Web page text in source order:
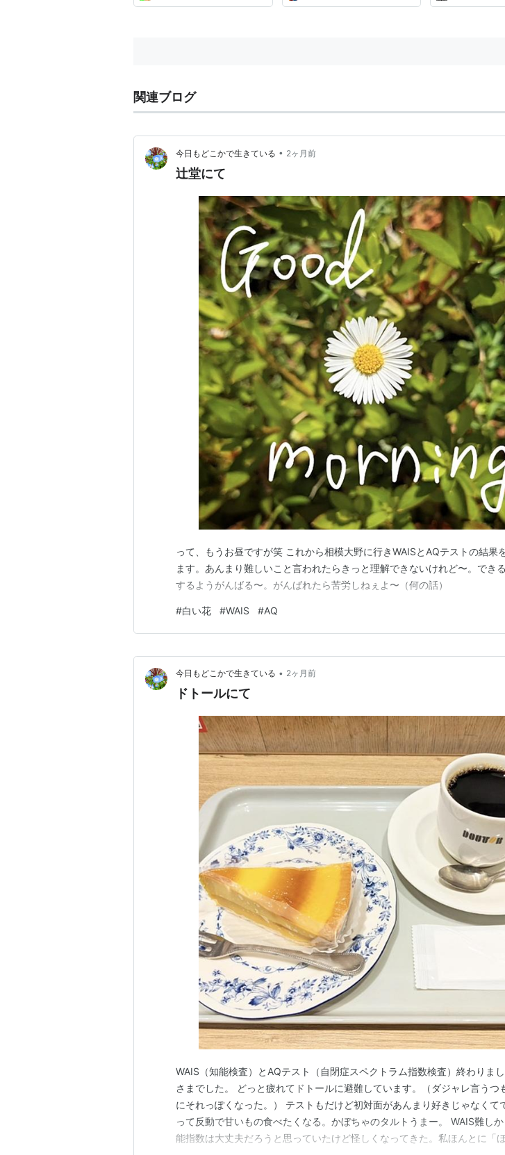
関連ブログ
今日もどこかで生きている • 2ヶ月前
辻堂にて
って、もうお昼ですが笑 これから相模大野に行きWAISとAQテストの結果
ます。あんまり難しいこと言われたらきっと理解できないけれど〜。でき
するようがんばる〜。がんばれたら苦労しねぇよ〜（何の話）
#白い花 #WAIS #AQ
今日もどこかで生きている • 2ヶ月前
ドトールにて
WAIS（知能検査）とAQテスト（自閉症スペクトラム指数検査）終わりま
さまでした。 どっと疲れてドトールに避難しています。（ダジャレ言うつ
にそれっぽくなった。） テストもだけど初対面があんまり好きじゃなくて
って反動で甘いもの食べたくなる。かぼちゃのタルトうまー。 WAIS難し
能指数は大丈夫だろうと思っていたけど怪しくなってきた。私ほんとに「